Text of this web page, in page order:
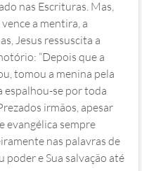
nas Escrituras. Mas,
a mentira, a
Jesus ressuscita a
“Depois que a
tomou a menina pela
espalhou-se por toda
irmãos, apesar
evangélica sempre
nas palavras de
poder e Sua salvação até